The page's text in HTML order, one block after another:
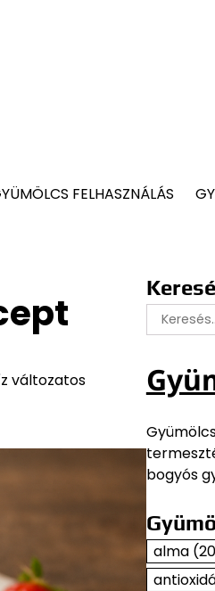
FELHASZNÁLÁS
változatos
Keresés:
bogyós
alma